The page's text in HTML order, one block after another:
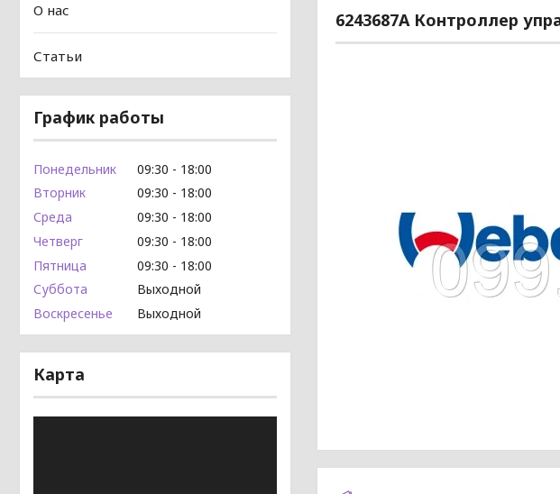
6243687A Контроллер
О нас
Статьи
График работы
Понедельник 09:30
18:00
Вторник
09:30
18:00
Среда
09:30
18:00
Четверг
09:30
18:00
Пятница
09:30
18:00
Суббота
Выходной
Воскресенье
Выходной
Карта